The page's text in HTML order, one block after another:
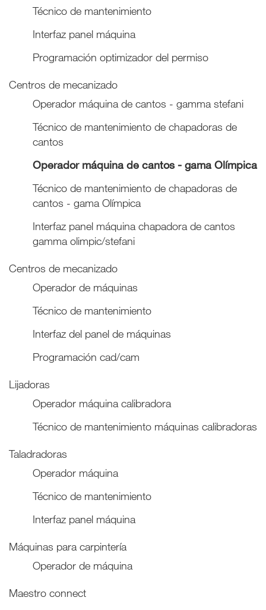
Técnico de mantenimiento
Interfaz panel máquina
Programación optimizador del permiso
Centros de mecanizado
Operador máquina de cantos - gamma stefani
Técnico de mantenimiento de chapadoras de
cantos
Operador máquina de cantos - gama Olímpica
Técnico de mantenimiento de chapadoras de
cantos - gama Olímpica
Interfaz panel máquina chapadora de cantos
gamma olimpic/stefani
Centros de mecanizado
Operador de máquinas
Técnico de mantenimiento
Interfaz del panel de máquinas
Programación cad/cam
Lijadoras
Operador máquina calibradora
Técnico de mantenimiento máquinas calibradoras
Taladradoras
Operador máquina
Técnico de mantenimiento
Interfaz panel máquina
Máquinas para carpintería
Operador de máquina
Maestro connect